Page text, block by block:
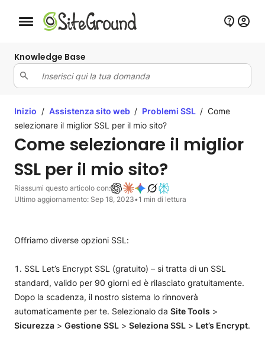
Bottone navigazione da mobile
Knowledge Base
Inizio / Assistenza sito web / Problemi SSL / Come
selezionare il miglior SSL per il mio sito?
Come selezionare il miglior
SSL per il mio sito?
Riassumi questo articolo con:
Ultimo aggiornamento: Sep 18, 2023•1 min di lettura
Offriamo diverse opzioni SSL:
SSL Let’s Encrypt SSL (gratuito) – si tratta di un SSL
standard, valido per 90 giorni ed è rilasciato gratuitamente.
Dopo la scadenza, il nostro sistema lo rinnoverà
automaticamente per te. Selezionalo da Site Tools >
Sicurezza > Gestione SSL > Seleziona SSL > Let’s Encrypt.